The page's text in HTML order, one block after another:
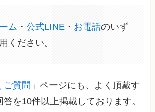
ム ・公式LINE ・ お電話のいず
ください。
ご質問 」ページにも、よく頂戴す
を10件以上掲載しております。